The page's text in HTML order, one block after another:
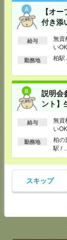
【オ
付き添
給与
無資
い
以上
勤務地 柏駅
説明会
ント】
給与
無資
い
以上
勤務地
柏の
駅 / …
スキップ
TEL：0120-457-235
MAIL：
担当：採用担当
メディカルケア
東京都立川市錦町1-
MAIL：
メディカルケア
東京都町田市森野
TEL：0120-453-285
MAIL：
メディカルケア
神奈川県横浜市保
TEL：0120-901-799
MAIL：
担当：採用担当
登録交通費
★今ならご来社登録